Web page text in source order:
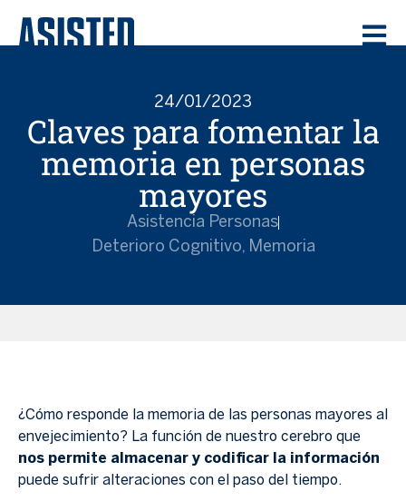
24/01/2023
Claves para fomentar la
memoria en personas
mayores
Asistencia Personas
Deterioro Cognitivo, Memoria
¿Cómo responde la memoria de las personas mayores al
envejecimiento? La función de nuestro cerebro que
nos permite almacenar y codificar la información
puede sufrir alteraciones con el paso del tiempo.